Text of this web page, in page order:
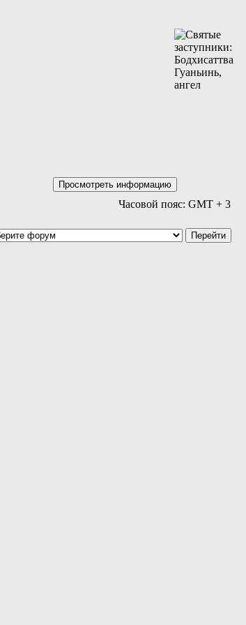
Часовой пояс: GMT + 3